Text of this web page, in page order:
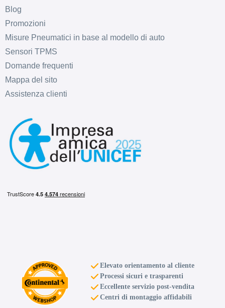
Blog
Promozioni
Misure Pneumatici in base al modello di auto
Sensori TPMS
Domande frequenti
Mappa del sito
Assistenza clienti
Elevato orientamento al cliente
Processi sicuri e trasparenti
Eccellente servizio post-vendita
Centri di montaggio affidabili